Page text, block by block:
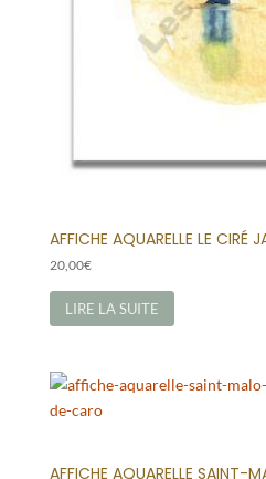
AFFICHE AQUARELLE LE CIRÉ
20,00€
LIRE LA SUITE
AFFICHE AQUARELLE SAINT-